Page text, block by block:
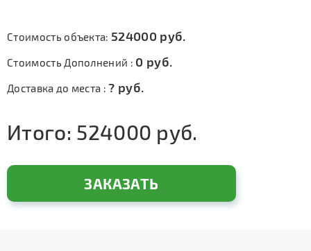
Стоимость объекта: 524000 руб.
Стоимость Дополнений : 0 руб.
Доставка до места :? руб.
Итого: 524000 руб.
ЗАКАЗАТЬ